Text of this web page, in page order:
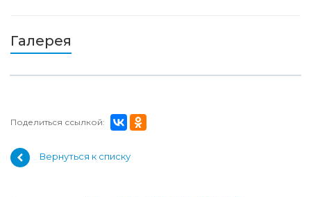
Галерея
Поделиться ссылкой:
Вернуться к списку